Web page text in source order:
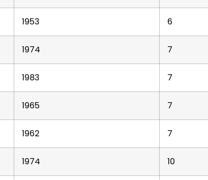
1953 6
1974 7
1983 7
1965 7
1962 7
1974 10